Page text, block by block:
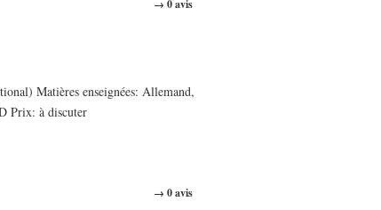
→ 0 avis
Matières enseignées: Allemand,
Prix: à discuter
→ 0 avis